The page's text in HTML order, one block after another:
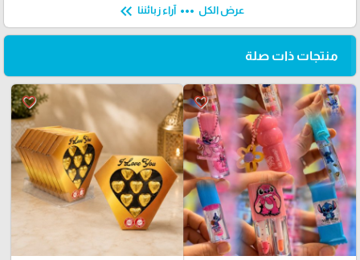
عرض الكل more_horiz آراء زبائننا keyboard_double_arrow_left
منتجات ذات صلة
favorite_border
favorite_border